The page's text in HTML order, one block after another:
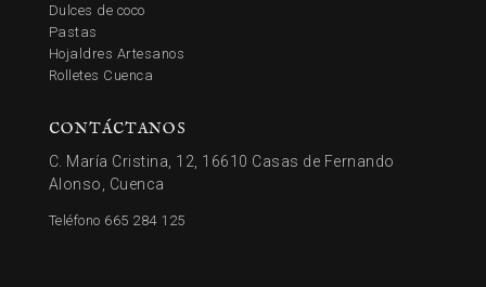
Dulces de coco
Pastas
Hojaldres Artesanos
Rolletes Cuenca
CONTÁCTANOS
C. María Cristina, 12, 16610 Casas de Fernando
Alonso, Cuenca
Teléfono 665 284 125